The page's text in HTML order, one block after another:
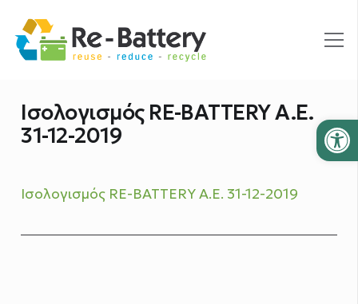
Ισολογισμός RE-BATTERY A.E.
31-12-2019
Ισολογισμός RE-BATTERY A.E. 31-12-2019